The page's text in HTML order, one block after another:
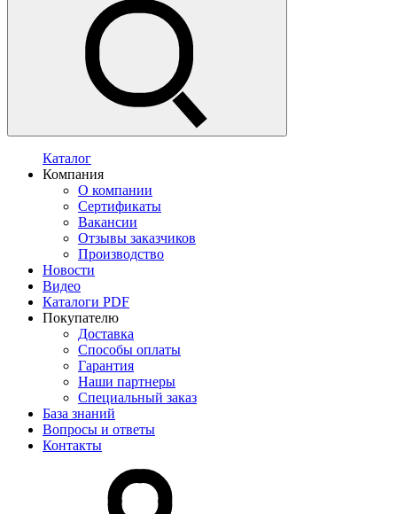
Каталог
Компания
О компании
Сертификаты
Вакансии
Отзывы заказчиков
Производство
Новости
Видео
Каталоги PDF
Покупателю
Доставка
Способы оплаты
Гарантия
Наши партнеры
Специальный заказ
База знаний
Вопросы и ответы
Контакты